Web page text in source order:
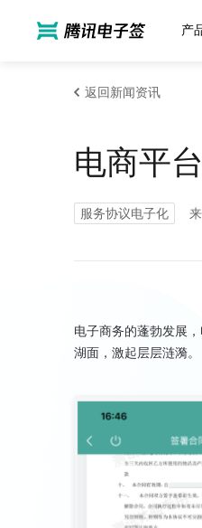
产
返回新闻资讯
电商平
服务协议电子化
电子商务的蓬勃发展
湖面，激起层层涟漪。